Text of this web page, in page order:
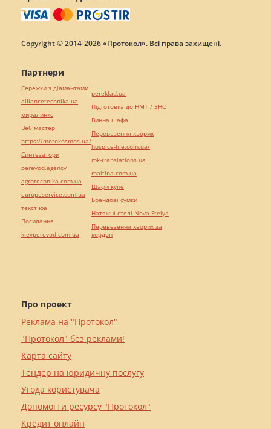
Copyright © 2014-2026 «Протокол». Всі права захищені.
Про проект
Реклама на "Протокол"
"Протокол" без реклами!
Карта сайту
Тендер на юридичну послугу
Угода користувача
Допомогти ресурсу "Протокол"
Кредит онлайн
Партнери
Сережки з діамантами
alliancetechnika.ua
миралинкс
Веб мастер
https://motokosmos.ua/
Синтезатори
perevod.agency
agrotechnika.com.ua
europeservice.com.ua
текст юа
Посилання
kievperevod.com.ua
pereklad.ua
Підготовка до НМТ / ЗНО
Винна шафа
Перевезення хворих
hospice-life.com.ua/
mk-translations.ua
maltina.com.ua
Шафи купе
Брендові сумки
Натяжні стелі Nova Stelya
Перевезення хворих за
кордон